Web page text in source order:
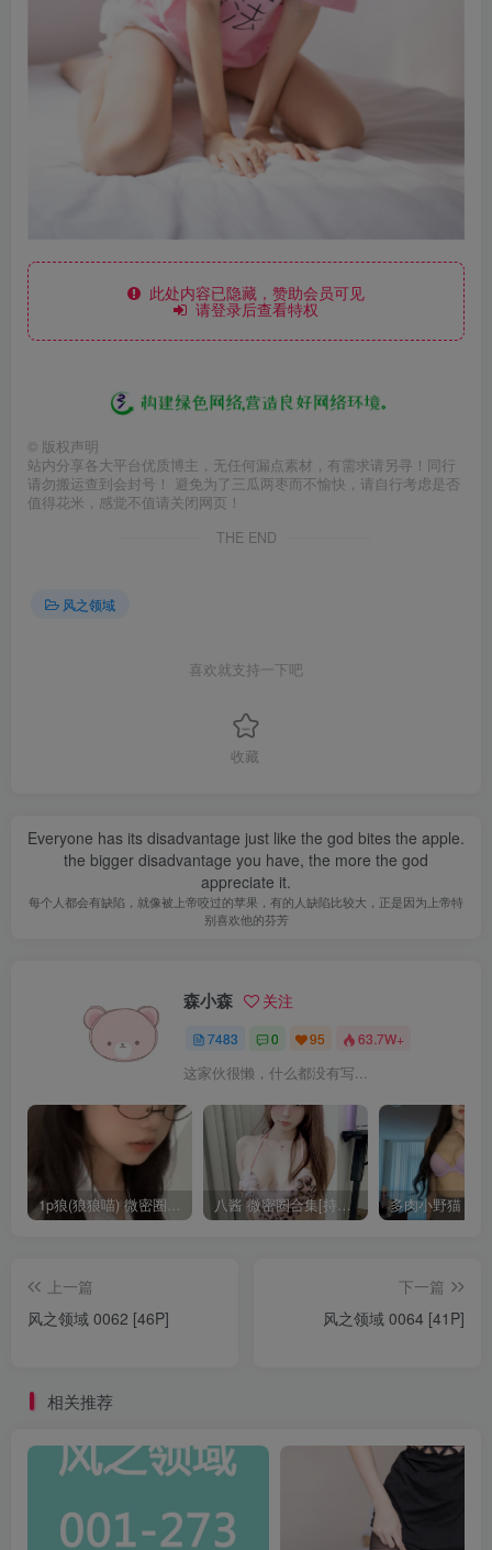
此处内容已隐藏，赞助会员可见
请登录后查看特权
© 版权声明
站内分享各大平台优质博主，无任何漏点素材，有需求请另寻！同行
请勿搬运查到会封号！ 避免为了三瓜两枣而不愉快，请自行考虑是否
值得花米，感觉不值请关闭网页！
THE END
风之领域
喜欢就支持一下吧
收藏
Everyone has its disadvantage just like the god bites the apple.
the bigger disadvantage you have, the more the god
appreciate it.
每个人都会有缺陷，就像被上帝咬过的苹果，有的人缺陷比较大，正是因为上帝特
别喜欢他的芬芳
森小森 关注
7483 0 95 63.7W+
这家伙很懒，什么都没有写...
1p狼(狼狼喵) 微密圈/岛遇合集[持续更新2025.08.20] 八酱 微密圈合集[持续更新]
上一篇
风之领域 0062 [46P]
下一篇
风之领域 0064 [41P]
相关推荐